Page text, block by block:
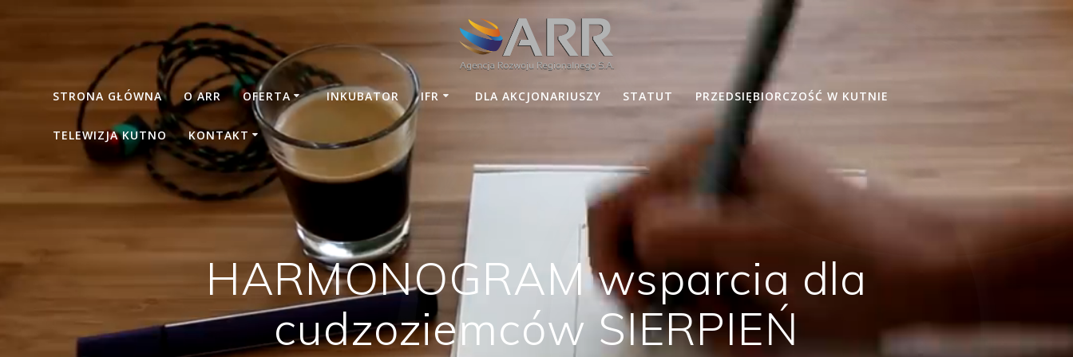
STRONA GŁÓWNA O ARR OFERTA INKUBATOR IFR DLA AKCJONARIUSZY STATUT PRZEDSIĘBIORCZOŚĆ W KUTNIE
TELEWIZJA KUTNO KONTAKT
HARMONOGRAM wsparcia dla
cudzoziemców SIERPIEŃ